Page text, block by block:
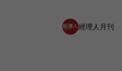
經理人月刊